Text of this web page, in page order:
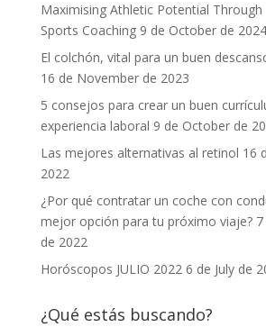
Maximising Athletic Potential Through
Sports Coaching 9 de October de 2024
El colchón, vital para un buen
16 de November de 2023
5 consejos para crear un buen
experiencia laboral 9 de October de
Las mejores alternativas al retinol 16
2022
¿Por qué contratar un coche con
mejor opción para tu próximo viaje?
de 2022
Horóscopos JULIO 2022 6 de July de
¿Qué estás buscando?